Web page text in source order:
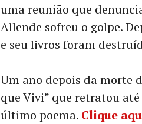
uma reunião que
Allende sofreu o golpe.
e seu livros foram
Um ano depois da morte
que Vivi” que retratou
último poema. Clique